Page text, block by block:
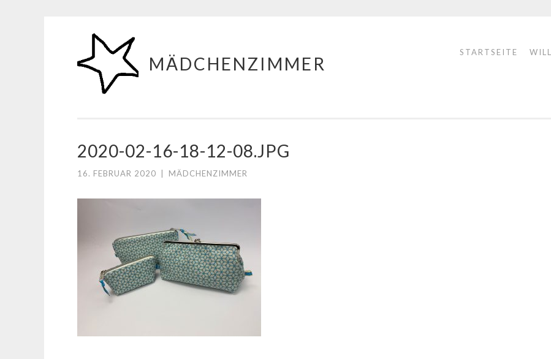
Zum
Inhalt
springen
MÄDCHENZIMMER
STARTSEITE
2020-02-16-18-12-08.JPG
16. FEBRUAR 2020 MÄDCHENZIMMER